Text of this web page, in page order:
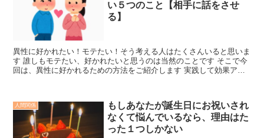
い５つのこと【相手に話をさせ
る】
異性に好かれたい！モテたい！そう考える人はたくさんいると思いま
す 誰しもモテたい、好かれたいと思うのは当然のことです そこで今
回は、異性に好かれるための方法をご紹介します 実践して効果アリ
人間関係
もしあなたが誕生日にお祝いされ
なくて悩んでいるなら、理由はた
った１つしかない